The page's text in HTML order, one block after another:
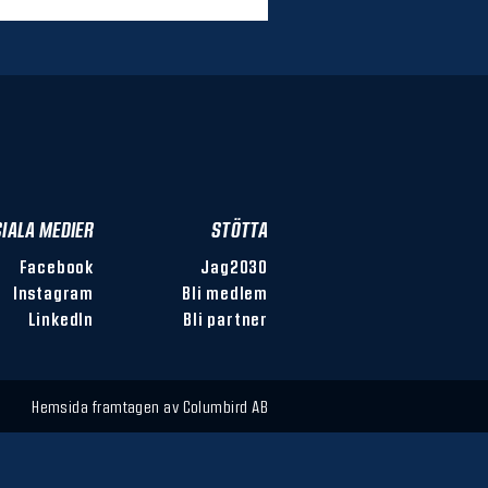
MEDIER
Facebook
Instagram
LinkedIn
STÖTTA
Jag2030
Bli medlem
Bli partner
Hemsida framtagen av Columbird AB